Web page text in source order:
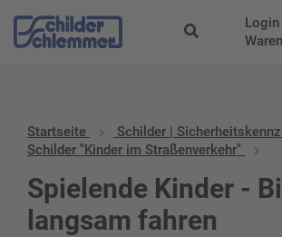
Login
Startseite
Schilder |
Schilder "Kinder im Straßenverkehr"
Spielende Kinder -
langsam fahren